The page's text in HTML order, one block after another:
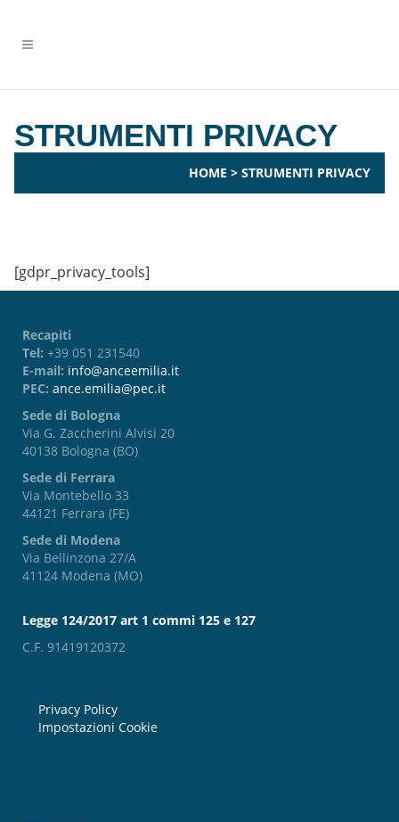
STRUMENTI PRIVACY
HOME > STRUMENTI PRIVACY
[gdpr_privacy_tools]
Recapiti
Tel: +39 051 231540
E-mail: info@anceemilia.it
PEC: ance.emilia@pec.it
Sede di Bologna
Via G. Zaccherini Alvisi 20
40138 Bologna (BO)
Sede di Ferrara
Via Montebello 33
44121 Ferrara (FE)
Sede di Modena
Via Bellinzona 27/A
41124 Modena (MO)
Legge 124/2017 art 1 commi 125 e 127
C.F. 91419120372
Privacy Policy
Impostazioni Cookie